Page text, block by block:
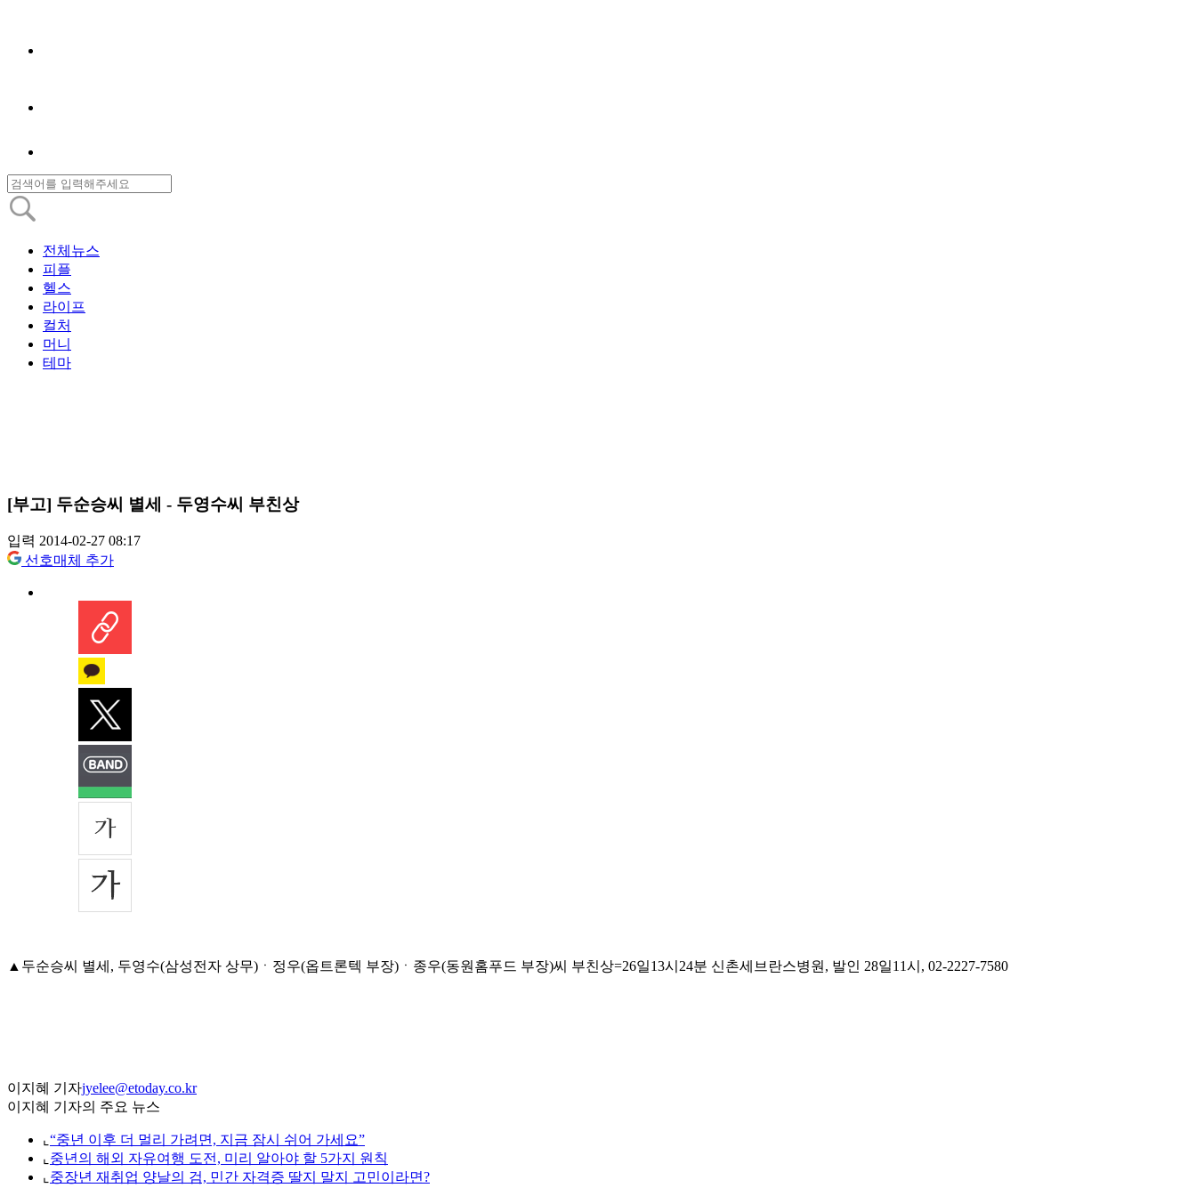
전체뉴스
피플
헬스
라이프
컬처
머니
테마
[부고] 두순승씨 별세 - 두영수씨 부친상
입력 2014-02-27 08:17
선호매체 추가
▲두순승씨 별세, 두영수(삼성전자 상무)ㆍ정우(옵트론텍 부장)ㆍ종우(동원홈푸드 부장)씨 부친상=26일13시24분 신촌세브란스병원, 발인 28일11시, 02-2227-7580
이지혜 기자jyelee@etoday.co.kr
이지혜 기자의 주요 뉴스
⌞ “중년 이후 더 멀리 가려면, 지금 잠시 쉬어 가세요”
⌞ 중년의 해외 자유여행 도전, 미리 알아야 할 5가지 원칙
⌞ 중장년 재취업 양날의 검, 민간 자격증 딸지 말지 고민이라면?